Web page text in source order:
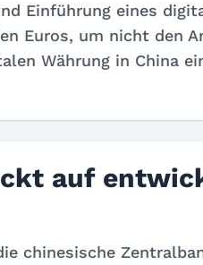
Einführung eines
Euros, um nicht den
Währung in China
auf
chinesische